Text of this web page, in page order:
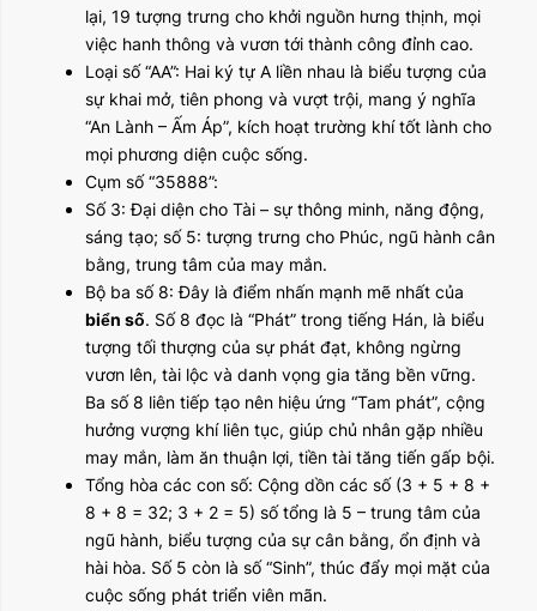
lại, 19 tượng trưng cho khởi nguồn hưng thịnh, mọi
việc hanh thông và vươn tới thành công đỉnh cao.
Loại số “AA”: Hai ký tự A liền nhau là biểu tượng của
sự khai mở, tiên phong và vượt trội, mang ý nghĩa
“An Lành – Ấm Áp”, kích hoạt trường khí tốt lành cho
mọi phương diện cuộc sống.
Cụm số “35888”:
Số 3: Đại diện cho Tài – sự thông minh, năng động,
sáng tạo; số 5: tượng trưng cho Phúc, ngũ hành cân
bằng, trung tâm của may mắn.
Bộ ba số 8: Đây là điểm nhấn mạnh mẽ nhất của
biển số. Số 8 đọc là “Phát” trong tiếng Hán, là biểu
tượng tối thượng của sự phát đạt, không ngừng
vươn lên, tài lộc và danh vọng gia tăng bền vững.
Ba số 8 liên tiếp tạo nên hiệu ứng “Tam phát”, cộng
hưởng vượng khí liên tục, giúp chủ nhân gặp nhiều
may mắn, làm ăn thuận lợi, tiền tài tăng tiến gấp bội.
Tổng hòa các con số: Cộng dồn các số (3 + 5 + 8 +
8 + 8 = 32; 3 + 2 = 5) số tổng là 5 – trung tâm của
ngũ hành, biểu tượng của sự cân bằng, ổn định và
hài hòa. Số 5 còn là số “Sinh”, thúc đẩy mọi mặt của
cuộc sống phát triển viên mãn.